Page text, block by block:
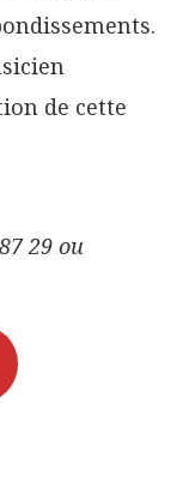
de cette
29 ou